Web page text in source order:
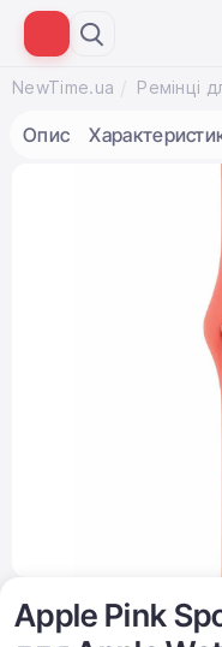
NewTime.ua Ремінці
Опис
Apple Pink